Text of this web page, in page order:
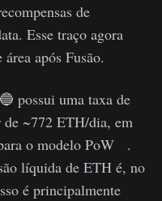
de
Esse traço agora
após Fusão.
possui uma taxa de
de ~772 ETH/dia, em
o modelo PoW .
líquida de ETH é, no
é principalmente